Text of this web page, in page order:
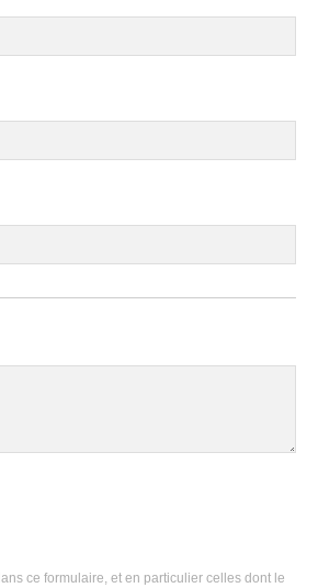
ce formulaire, et en particulier celles dont le